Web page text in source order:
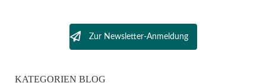
Zur Newsletter-Anmeldung
KATEGORIEN BLOG